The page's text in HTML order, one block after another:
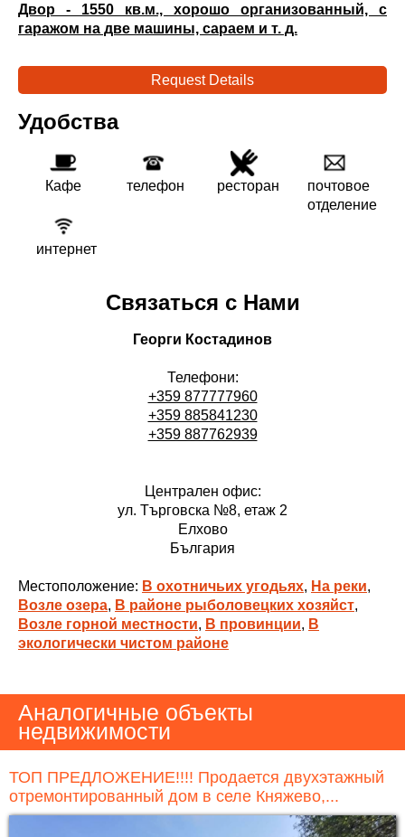
Двор - 1550 кв.м., хорошо организованный, с
гаражом на две машины, сараем и т. д.
Request Details
Удобства
Кафе телефон ресторан
почтовое
отделение
интернет
Связаться с Нами
Георги Костадинов
Телефони:
+359 877777960
+359 885841230
+359 887762939
Централен офис:
ул. Търговска №8, етаж 2
Елхово
България
Местоположение: В охотничьих угодьях, На реки,
Возле озера, В районе рыболовецких хозяйст,
Возле горной местности, В провинции, В
экологически чистом районе
Аналогичные объекты
недвижимости
ТОП ПРЕДЛОЖЕНИЕ!!!! Продается двухэтажный
отремонтированный дом в селе Княжево,...